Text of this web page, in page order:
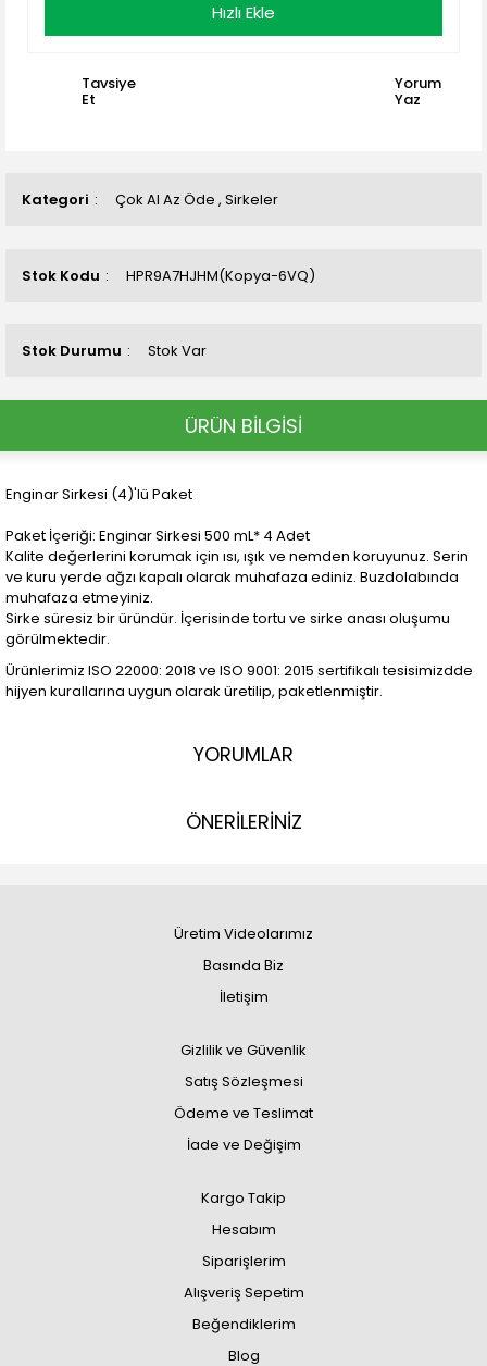
Kategori Çok Al Az Öde , Sirkeler
Stok Kodu HPR9A7HJHM(Kopya-6VQ)
Stok Durumu Stok Var
Hızlı Ekle
Tavsiye
Et
Yorum
Yaz
ÜRÜN BİLGİSİ
Enginar Sirkesi (4)'lü Paket
Paket İçeriği: Enginar Sirkesi 500 mL* 4 Adet
Kalite değerlerini korumak için ısı, ışık ve nemden koruyunuz. Serin
ve kuru yerde ağzı kapalı olarak muhafaza ediniz. Buzdolabında
muhafaza etmeyiniz.
Sirke süresiz bir üründür. İçerisinde tortu ve sirke anası oluşumu
görülmektedir.
Ürünlerimiz ISO 22000: 2018 ve ISO 9001: 2015 sertifikalı tesisimizdde
hijyen kurallarına uygun olarak üretilip, paketlenmiştir.
YORUMLAR
ÖNERİLERİNİZ
Üretim Videolarımız
Basında Biz
İletişim
Gizlilik ve Güvenlik
Satış Sözleşmesi
Ödeme ve Teslimat
İade ve Değişim
Kargo Takip
Hesabım
Siparişlerim
Alışveriş Sepetim
Beğendiklerim
Blog